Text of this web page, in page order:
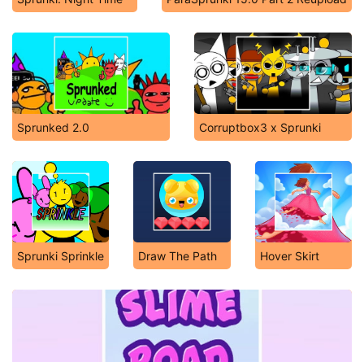
Sprunked 2.0 Corruptbox3 x Sprunki
Sprunki Sprinkle Draw The Path Hover Skirt